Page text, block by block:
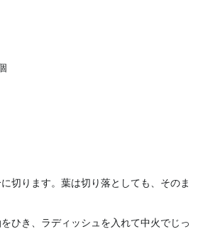
切ります。葉は切り落としても、そのま
ひき、ラディッシュを入れて中火でじっ